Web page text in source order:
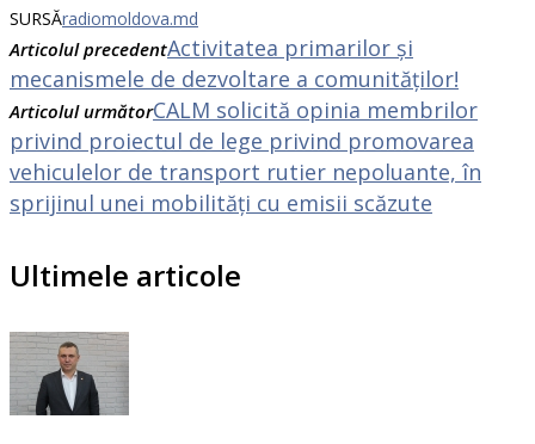
SURSĂradiomoldova.md
Articolul precedentActivitatea primarilor și
mecanismele de dezvoltare a comunităților!
Articolul următorCALM solicită opinia membrilor
privind proiectul de lege privind promovarea
vehiculelor de transport rutier nepoluante, în
sprijinul unei mobilități cu emisii scăzute
Ultimele articole